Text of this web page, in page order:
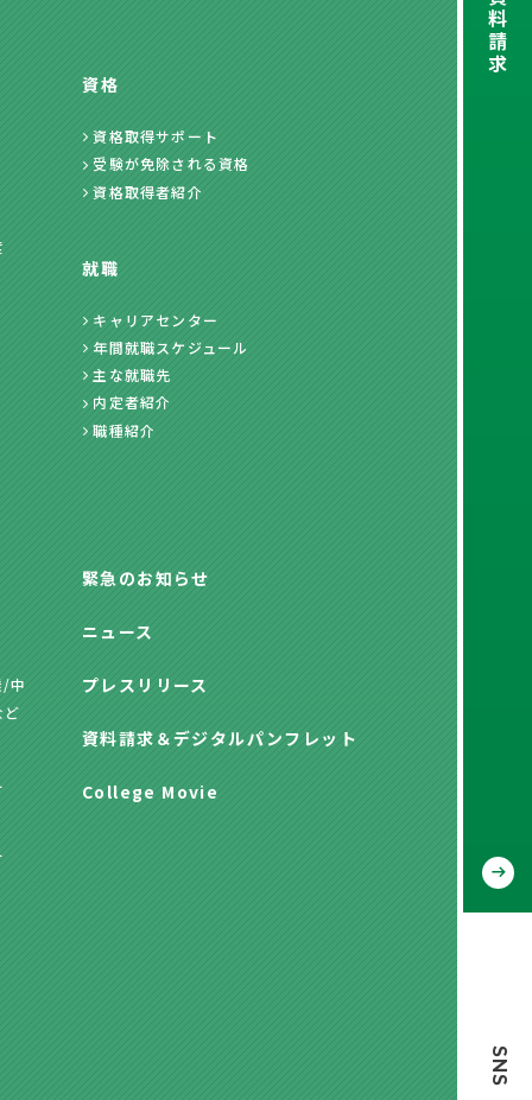
資格
資格取得サポート
受験が免除される資格
資格取得者紹介
就職
キャリアセンター
年間就職スケジュール
主な就職先
内定者紹介
職種紹介
/中
ど
緊急のお知らせ
ニュース
プレスリリース
資料請求 ＆デジタルパンフレット
College Movie
料
請
求
SNS